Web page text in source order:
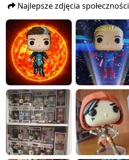
Najlepsze zdjęcia społeczności